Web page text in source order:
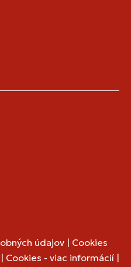
údajov | Cookies
| Cookies - viac informácií |